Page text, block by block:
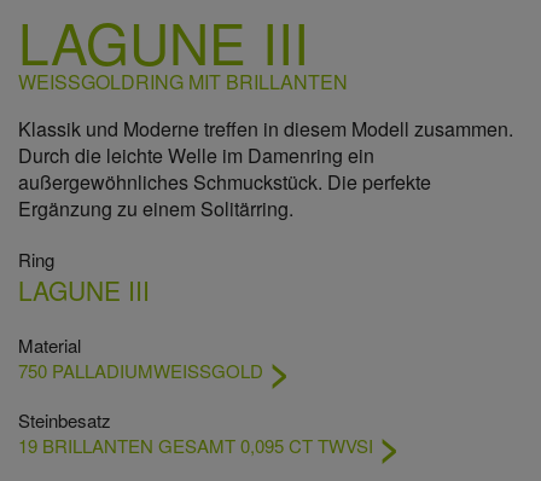
LAGUNE III
WEISSGOLDRING MIT BRILLANTEN
Klassik und Moderne treffen in diesem Modell zusammen.
Durch die leichte Welle im Damenring ein
außergewöhnliches Schmuckstück. Die perfekte
Ergänzung zu einem Solitärring.
Ring
LAGUNE III
Material
750 PALLADIUMWEISSGOLD
Steinbesatz
19 BRILLANTEN GESAMT 0,095 CT TWVSI